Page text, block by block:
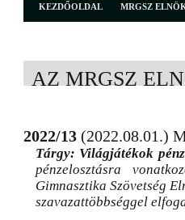
KEZDŐOLDAL MRGSZ
AZ MRGSZ
2022/13 (2022.08.01.)
Tárgy: Világjátékok
pénzelosztásra
Gimnasztika Szövetség
szavazattöbbséggel